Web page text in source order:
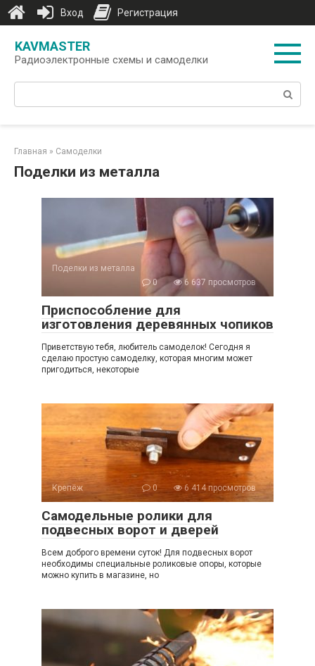
контенту
KAVMASTER
Радиоэлектронные схемы и самоделки
Поиск:
Главная » Самоделки
Поделки из металла
Поделки из металла
0
6 637 просмотров
Приспособление для
изготовления деревянных чопиков
Приветствую тебя, любитель самоделок! Сегодня я
сделаю простую самоделку, которая многим может
пригодиться, некоторые
Крепёж 0 6 414 просмотров
Самодельные ролики для
подвесных ворот и дверей
Всем доброго времени суток! Для подвесных ворот
необходимы специальные роликовые опоры, которые
можно купить в магазине, но
Вход Регистрация